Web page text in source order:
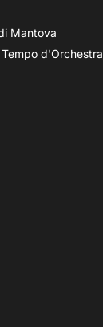
Mantova
d'Orchestra